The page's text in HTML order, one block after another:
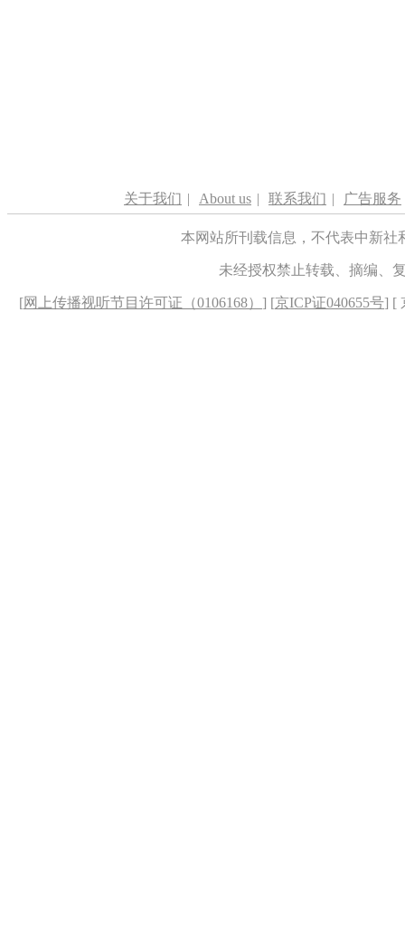
关于我们 | About us | 联系我们 | 广告服务
本网站所刊载信息，不代表中新
未经授权禁止转载、摘编、
[网上传播视听节目许可证（0106168） ] [京ICP证040655号] [